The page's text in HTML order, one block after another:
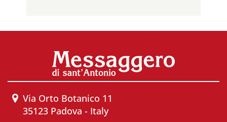
Via Orto Botanico 11
35123 Padova - Italy